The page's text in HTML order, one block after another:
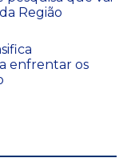
Região
enfrentar os